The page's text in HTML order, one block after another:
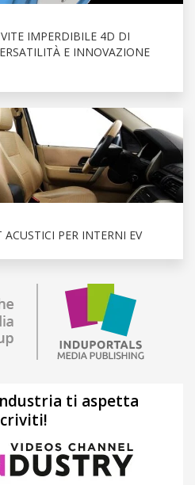
IMPERDIBILE 4D DI
E INNOVAZIONE
PER INTERNI EV
ti aspetta